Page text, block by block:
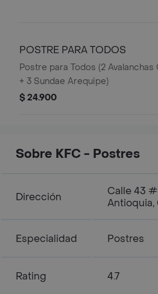
POSTRE PARA TODOS
Postre para Todos (2 Avalanchas
+ 3 Sundae Arequipe)
$ 24.900
Sobre KFC - Postres
Dirección
Calle 43
Antioquia,
Especialidad Postres
Rating 4.7